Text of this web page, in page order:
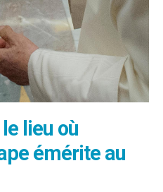
lieu où
émérite au